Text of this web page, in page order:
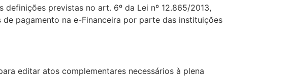
previstas no art. 6º da Lei nº 12.865/2013,
pagamento na e-Financeira por parte das instituições
editar atos complementares necessários à plena